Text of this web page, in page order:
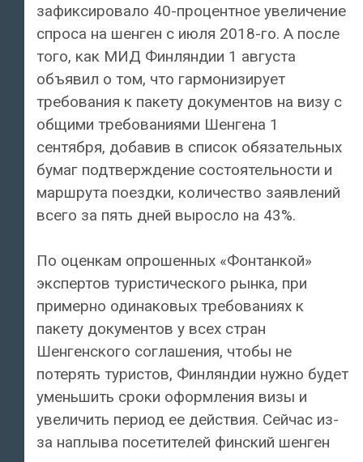
зафиксировало 40-процентное увеличение
спроса на шенген с июля 2018-го. А после
того, как МИД Финляндии 1 августа
объявил о том, что гармонизирует
требования к пакету документов на визу с
общими требованиями Шенгена 1
сентября, добавив в список обязательных
бумаг подтверждение состоятельности и
маршрута поездки, количество заявлений
всего за пять дней выросло на 43%.
По оценкам опрошенных «Фонтанкой»
экспертов туристического рынка, при
примерно одинаковых требованиях к
пакету документов у всех стран
Шенгенского соглашения, чтобы не
потерять туристов, Финляндии нужно будет
уменьшить сроки оформления визы и
увеличить период ее действия. Сейчас из-
за наплыва посетителей финский шенген